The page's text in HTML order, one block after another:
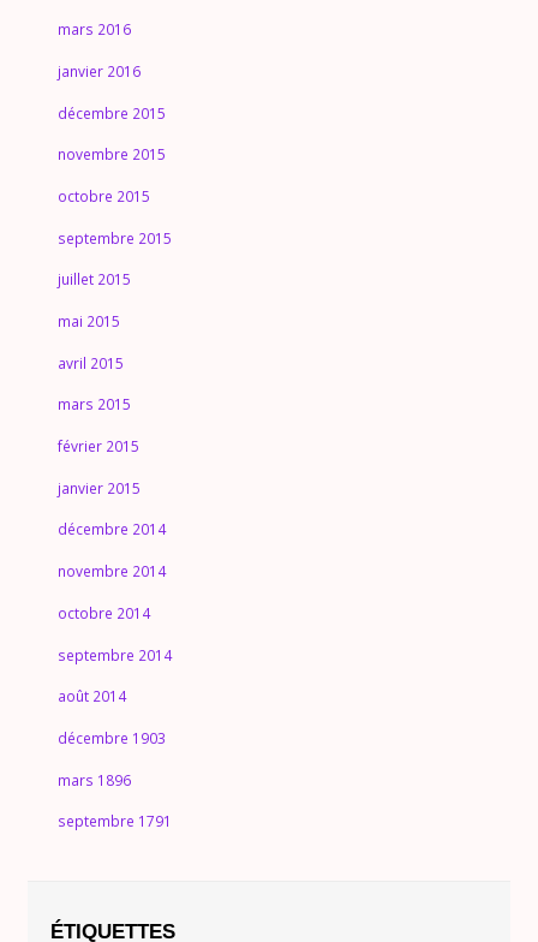
mars 2016
janvier 2016
décembre 2015
novembre 2015
octobre 2015
septembre 2015
juillet 2015
mai 2015
avril 2015
mars 2015
février 2015
janvier 2015
décembre 2014
novembre 2014
octobre 2014
septembre 2014
août 2014
décembre 1903
mars 1896
septembre 1791
ÉTIQUETTES